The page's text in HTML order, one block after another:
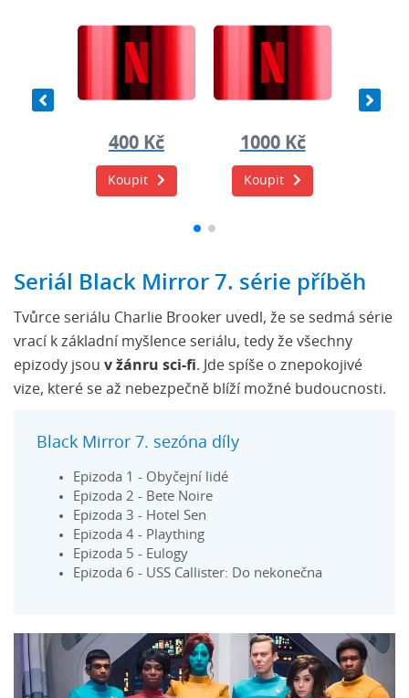
400 Kč
Koupit
1000 Kč
Koupit
Seriál Black Mirror 7. série příběh
Tvůrce seriálu Charlie Brooker uvedl, že se sedmá série
vrací k základní myšlence seriálu, tedy že všechny
epizody jsou v žánru sci-fi. Jde spíše o znepokojivé
vize, které se až nebezpečně blíží možné budoucnosti.
Black Mirror 7. sezóna díly
Epizoda 1 - Obyčejní lidé
Epizoda 2 - Bete Noire
Epizoda 3 - Hotel Sen
Epizoda 4 - Plaything
Epizoda 5 - Eulogy
Epizoda 6 - USS Callister: Do nekonečna